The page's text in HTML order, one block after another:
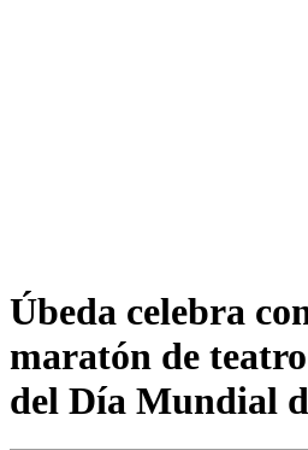
Úbeda celebra
maratón de
del Día Mundial